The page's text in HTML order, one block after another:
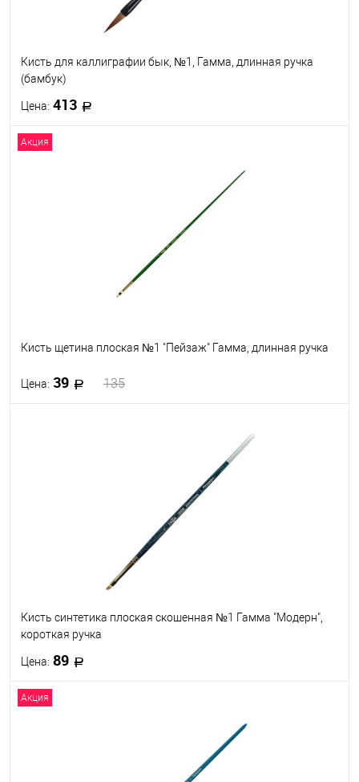
Кисть для каллиграфии бык, №1, Гамма, длинная ручка
(бамбук)
Цена: 413
В наличии
Акция
Кисть щетина плоская №1 "Пейзаж" Гамма, длинная ручка
Цена: 39 135
В наличии
Кисть синтетика плоская скошенная №1 Гамма "Модерн",
короткая ручка
Цена: 89
В наличии
Акция